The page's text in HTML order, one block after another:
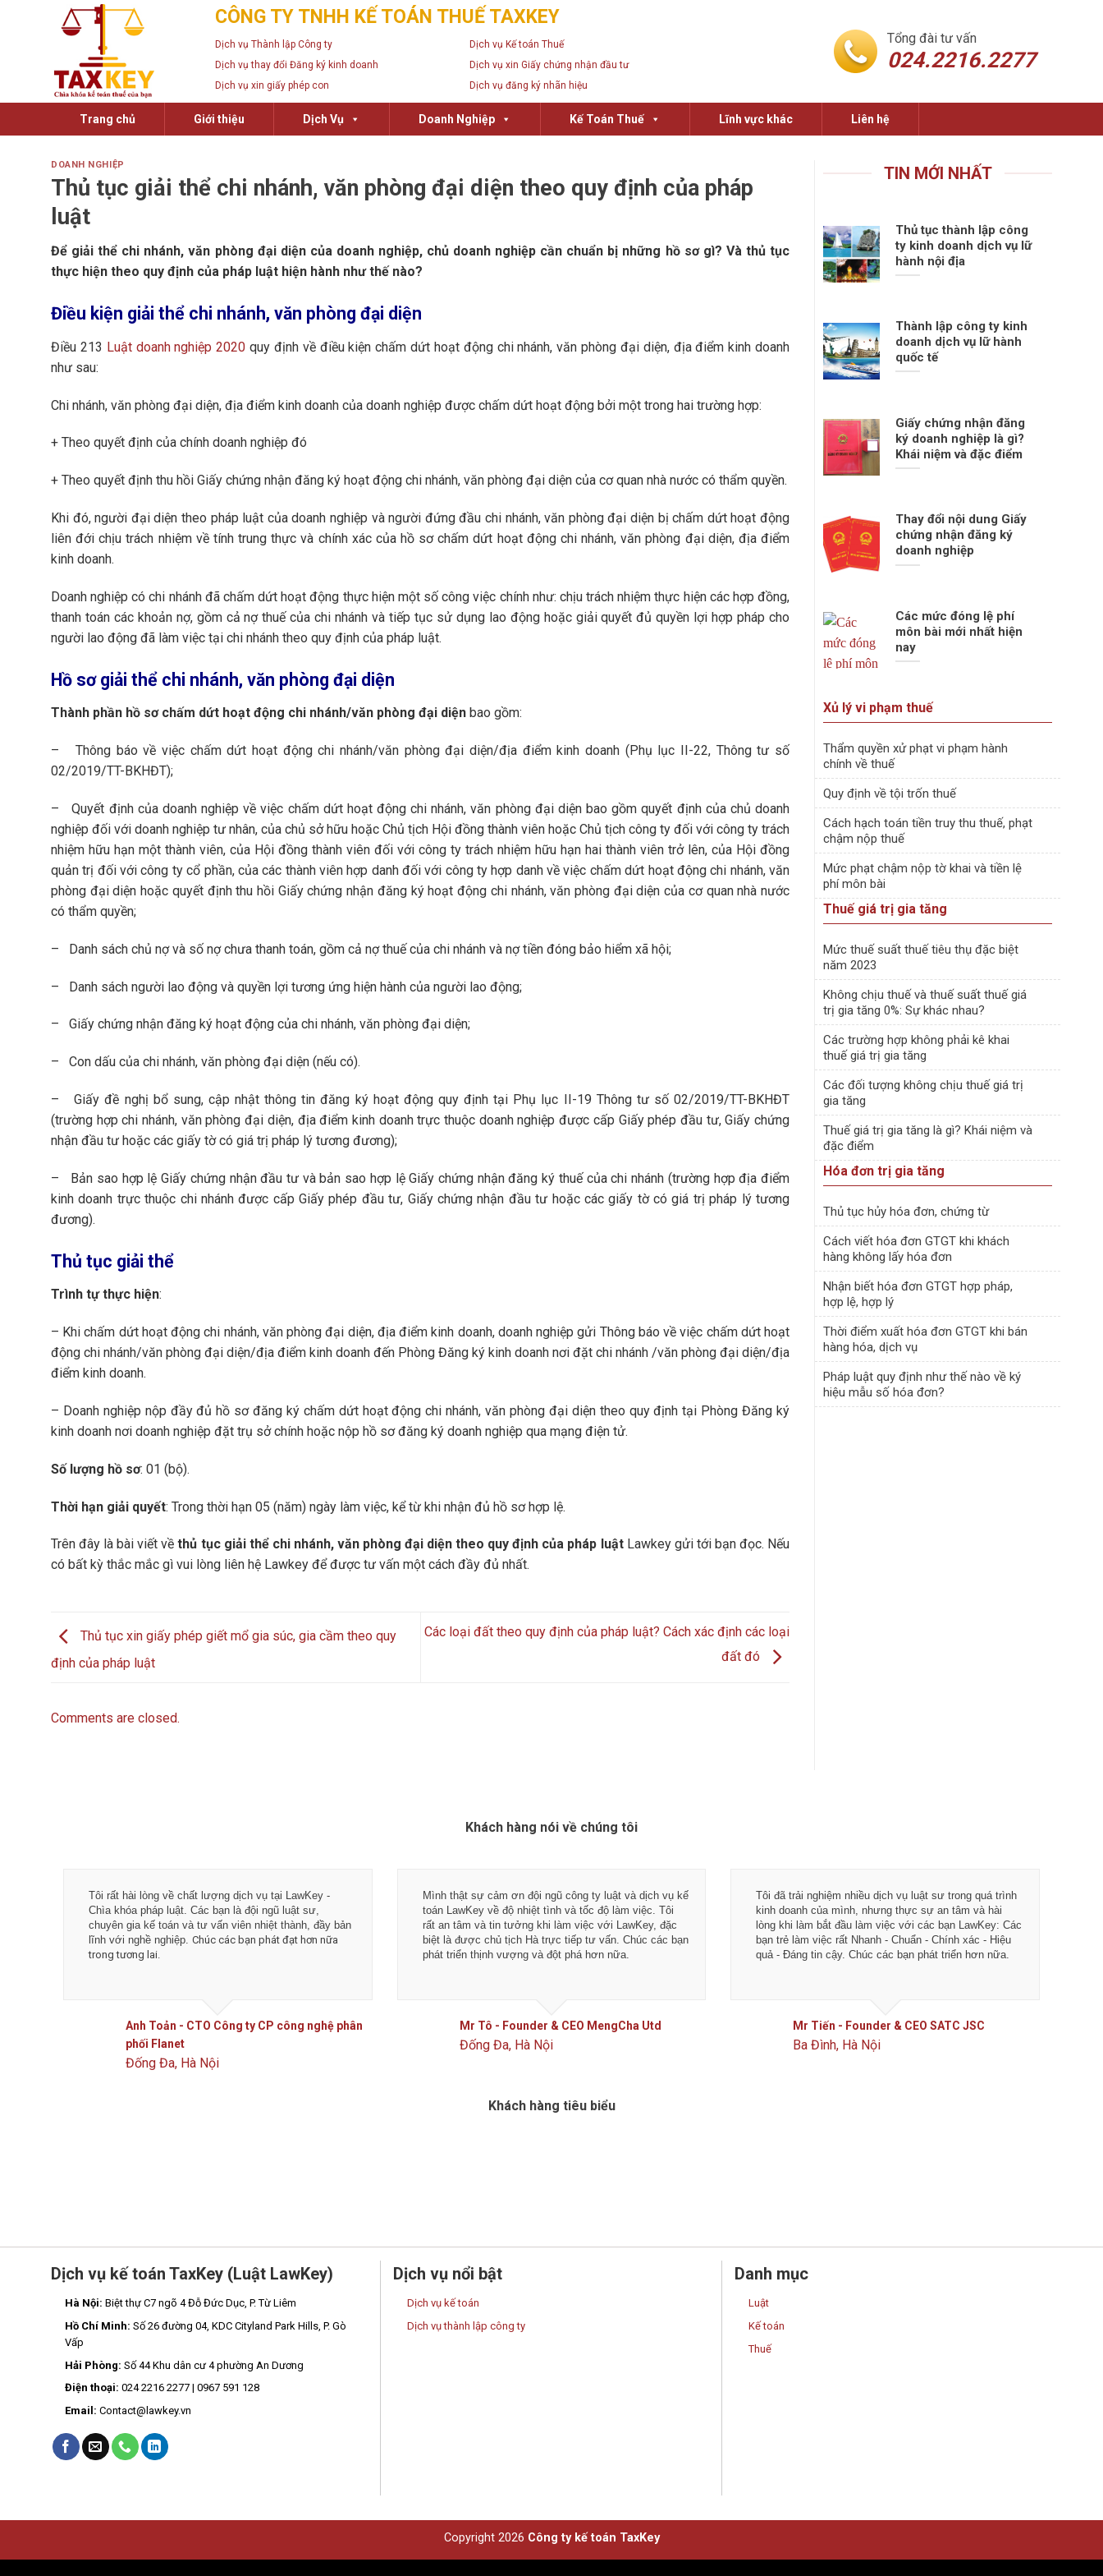
CÔNG TY TNHH KẾ TOÁN THUẾ TAXKEY
Dịch vụ Thành lập Công ty
Dịch vụ Kế toán Thuế
Dịch vụ thay đổi Đăng ký kinh doanh
Dịch vụ xin Giấy chứng nhận đầu tư
Dịch vụ xin giấy phép con
Dịch vụ đăng ký nhãn hiệu
Tổng đài tư vấn
024.2216.2277
Trang chủ Giới thiệu Dịch Vụ Doanh Nghiệp Kế Toán Thuế Lĩnh vực khác Liên hệ
DOANH NGHIỆP
Thủ tục giải thể chi nhánh, văn phòng đại diện theo quy định của pháp
luật
Để giải thể chi nhánh, văn phòng đại diện của doanh nghiệp, chủ doanh nghiệp cần chuẩn bị những hồ sơ gì? Và thủ tục
thực hiện theo quy định của pháp luật hiện hành như thế nào?
Điều kiện giải thể chi nhánh, văn phòng đại diện
Điều 213 Luật doanh nghiệp 2020 quy định về điều kiện chấm dứt hoạt động chi nhánh, văn phòng đại diện, địa điểm kinh doanh
như sau:
Chi nhánh, văn phòng đại diện, địa điểm kinh doanh của doanh nghiệp được chấm dứt hoạt động bởi một trong hai trường hợp:
+ Theo quyết định của chính doanh nghiệp đó
+ Theo quyết định thu hồi Giấy chứng nhận đăng ký hoạt động chi nhánh, văn phòng đại diện của cơ quan nhà nước có thẩm quyền.
Khi đó, người đại diện theo pháp luật của doanh nghiệp và người đứng đầu chi nhánh, văn phòng đại diện bị chấm dứt hoạt động
liên đới chịu trách nhiệm về tính trung thực và chính xác của hồ sơ chấm dứt hoạt động chi nhánh, văn phòng đại diện, địa điểm
kinh doanh.
Doanh nghiệp có chi nhánh đã chấm dứt hoạt động thực hiện một số công việc chính như: chịu trách nhiệm thực hiện các hợp đồng,
thanh toán các khoản nợ, gồm cả nợ thuế của chi nhánh và tiếp tục sử dụng lao động hoặc giải quyết đủ quyền lợi hợp pháp cho
người lao động đã làm việc tại chi nhánh theo quy định của pháp luật.
Hồ sơ giải thể chi nhánh, văn phòng đại diện
Thành phần hồ sơ chấm dứt hoạt động chi nhánh/văn phòng đại diện bao gồm:
– Thông báo về việc chấm dứt hoạt động chi nhánh/văn phòng đại diện/địa điểm kinh doanh (Phụ lục II-22, Thông tư số
02/2019/TT-BKHĐT);
– Quyết định của doanh nghiệp về việc chấm dứt hoạt động chi nhánh, văn phòng đại diện bao gồm quyết định của chủ doanh
nghiệp đối với doanh nghiệp tư nhân, của chủ sở hữu hoặc Chủ tịch Hội đồng thành viên hoặc Chủ tịch công ty đối với công ty trách
nhiệm hữu hạn một thành viên, của Hội đồng thành viên đối với công ty trách nhiệm hữu hạn hai thành viên trở lên, của Hội đồng
quản trị đối với công ty cổ phần, của các thành viên hợp danh đối với công ty hợp danh về việc chấm dứt hoạt động chi nhánh, văn
phòng đại diện hoặc quyết định thu hồi Giấy chứng nhận đăng ký hoạt động chi nhánh, văn phòng đại diện của cơ quan nhà nước
có thẩm quyền;
– Danh sách chủ nợ và số nợ chưa thanh toán, gồm cả nợ thuế của chi nhánh và nợ tiền đóng bảo hiểm xã hội;
– Danh sách người lao động và quyền lợi tương ứng hiện hành của người lao động;
– Giấy chứng nhận đăng ký hoạt động của chi nhánh, văn phòng đại diện;
– Con dấu của chi nhánh, văn phòng đại diện (nếu có).
– Giấy đề nghị bổ sung, cập nhật thông tin đăng ký hoạt động quy định tại Phụ lục II-19 Thông tư số 02/2019/TT-BKHĐT
(trường hợp chi nhánh, văn phòng đại diện, địa điểm kinh doanh trực thuộc doanh nghiệp được cấp Giấy phép đầu tư, Giấy chứng
nhận đầu tư hoặc các giấy tờ có giá trị pháp lý tương đương);
– Bản sao hợp lệ Giấy chứng nhận đầu tư và bản sao hợp lệ Giấy chứng nhận đăng ký thuế của chi nhánh (trường hợp địa điểm
kinh doanh trực thuộc chi nhánh được cấp Giấy phép đầu tư, Giấy chứng nhận đầu tư hoặc các giấy tờ có giá trị pháp lý tương
đương).
Thủ tục giải thể
Trình tự thực hiện:
– Khi chấm dứt hoạt động chi nhánh, văn phòng đại diện, địa điểm kinh doanh, doanh nghiệp gửi Thông báo về việc chấm dứt hoạt
động chi nhánh/văn phòng đại diện/địa điểm kinh doanh đến Phòng Đăng ký kinh doanh nơi đặt chi nhánh /văn phòng đại diện/địa
điểm kinh doanh.
– Doanh nghiệp nộp đầy đủ hồ sơ đăng ký chấm dứt hoạt động chi nhánh, văn phòng đại diện theo quy định tại Phòng Đăng ký
kinh doanh nơi doanh nghiệp đặt trụ sở chính hoặc nộp hồ sơ đăng ký doanh nghiệp qua mạng điện tử.
Số lượng hồ sơ: 01 (bộ).
Thời hạn giải quyết: Trong thời hạn 05 (năm) ngày làm việc, kể từ khi nhận đủ hồ sơ hợp lệ.
Trên đây là bài viết về thủ tục giải thể chi nhánh, văn phòng đại diện theo quy định của pháp luật Lawkey gửi tới bạn đọc. Nếu
có bất kỳ thắc mắc gì vui lòng liên hệ Lawkey để được tư vấn một cách đầy đủ nhất.
Thủ tục xin giấy phép giết mổ gia súc, gia cầm theo quy
định của pháp luật
Các loại đất theo quy định của pháp luật? Cách xác định các loại
đất đó
Comments are closed.
TIN MỚI NHẤT
Thủ tục thành lập công
ty kinh doanh dịch vụ lữ
hành nội địa
Thành lập công ty kinh
doanh dịch vụ lữ hành
quốc tế
Giấy chứng nhận đăng
ký doanh nghiệp là gì?
Khái niệm và đặc điểm
Thay đổi nội dung Giấy
chứng nhận đăng ký
doanh nghiệp
Các mức đóng lệ phí
môn bài mới nhất hiện
nay
Xủ lý vi phạm thuế
Thẩm quyền xử phạt vi phạm hành
chính về thuế
Quy định về tội trốn thuế
Cách hạch toán tiền truy thu thuế, phạt
chậm nộp thuế
Mức phạt chậm nộp tờ khai và tiền lệ
phí môn bài
Thuế giá trị gia tăng
Mức thuế suất thuế tiêu thụ đặc biệt
năm 2023
Không chịu thuế và thuế suất thuế giá
trị gia tăng 0%: Sự khác nhau?
Các trường hợp không phải kê khai
thuế giá trị gia tăng
Các đối tượng không chịu thuế giá trị
gia tăng
Thuế giá trị gia tăng là gì? Khái niệm và
đặc điểm
Hóa đơn trị gia tăng
Thủ tục hủy hóa đơn, chứng từ
Cách viết hóa đơn GTGT khi khách
hàng không lấy hóa đơn
Nhận biết hóa đơn GTGT hợp pháp,
hợp lệ, hợp lý
Thời điểm xuất hóa đơn GTGT khi bán
hàng hóa, dịch vụ
Pháp luật quy định như thế nào về ký
hiệu mẫu số hóa đơn?
Khách hàng nói về chúng tôi
Tôi rất hài lòng về chất lượng dịch vụ tại LawKey -
Chìa khóa pháp luật. Các bạn là đội ngũ luật sư,
chuyên gia kế toán và tư vấn viên nhiệt thành, đầy bản
lĩnh với nghề nghiệp.Chúc các bạn phát đạt hơn nữa
trong tương lai.
Anh Toản - CTO Công ty CP công nghệ phân
phối Flanet
Đống Đa, Hà Nội
Mình thật sự cảm ơn đội ngũ công ty luật và dịch vụ kế
toán LawKey về độ nhiệt tình và tốc độ làm việc. Tôi
rất an tâm và tin tưởng khi làm việc với LawKey, đặc
biệt là được chủ tịch Hà trực tiếp tư vấn. Chúc các bạn
phát triển thịnh vượng và đột phá hơn nữa.
Mr Tô - Founder & CEO MengCha Utd
Đống Đa, Hà Nội
Tôi đã trải nghiệm nhiều dịch vụ luật sư trong quá trình
kinh doanh của mình, nhưng thực sự an tâm và hài
lòng khi làm bắt đầu làm việc với các bạn LawKey: Các
bạn trẻ làm việc rất Nhanh - Chuẩn - Chính xác - Hiệu
quả - Đáng tin cậy. Chúc các bạn phát triển hơn nữa.
Mr Tiến - Founder & CEO SATC JSC
Ba Đình, Hà Nội
Khách hàng tiêu biểu
Dịch vụ kế toán TaxKey (Luật LawKey)
Hà Nội: Biệt thự C7 ngõ 4 Đỗ Đức Dục, P. Từ Liêm
Hồ Chí Minh: Số 26 đường 04, KDC Cityland Park Hills, P. Gò
Vấp
Hải Phòng: Số 44 Khu dân cư 4 phường An Dương
Điện thoại: 024 2216 2277 | 0967 591 128
Email: Contact@lawkey.vn
Dịch vụ nổi bật
Dịch vụ kế toán
Dịch vụ thành lập công ty
Danh mục
Luật
Kế toán
Thuế
Copyright 2026 Công ty kế toán TaxKey